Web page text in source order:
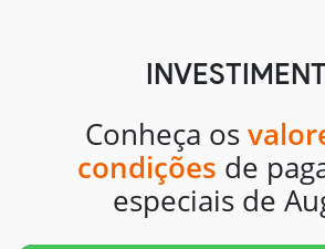
Conheça os
condições de
especiais de